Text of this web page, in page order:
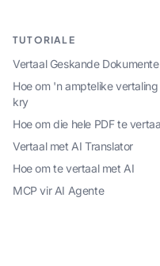
TUTORIALE
Vertaal Geskande Dokumente
Hoe om 'n amptelike
kry
Hoe om die hele PDF te
Vertaal met AI Translator
Hoe om te vertaal met AI
MCP vir AI Agente